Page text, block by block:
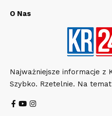
O Nas
Najważniejsze informacje z
Szybko. Rzetelnie. Na temat